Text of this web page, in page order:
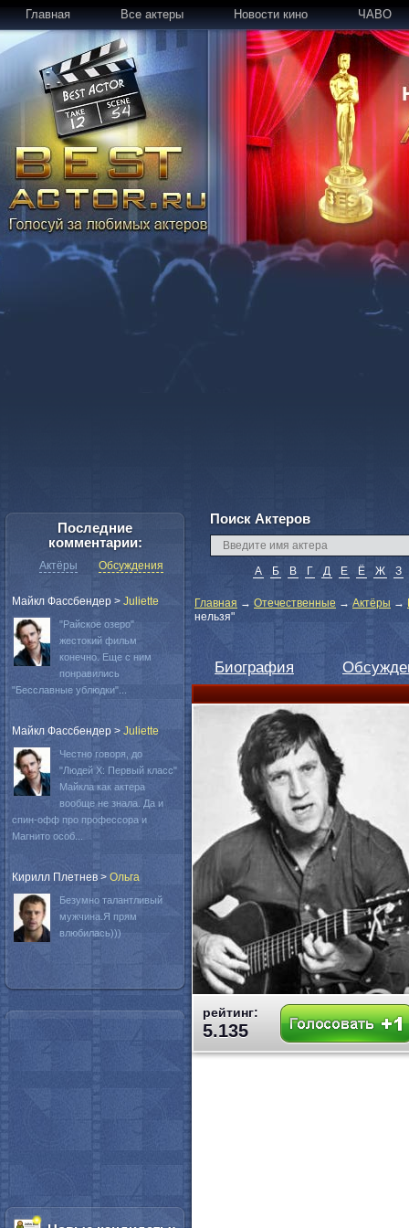
Главная Все актеры Новости кино ЧАВО
Поиск Актеров
А Б В Г Д Е Ё Ж З
Главная → Отечественные → Актёры →
нельзя"
Биография
рейтинг:
5.135
Последние
комментарии:
Актёры Обсуждения
Майкл Фассбендер > Juliette
"Райское озеро"
жестокий фильм
конечно. Еще с ним
понравились
"Бесславные ублюдки"...
Майкл Фассбендер > Juliette
Честно говоря, до
"Людей Х: Первый класс"
Майкла как актера
вообще не знала. Да и
спин-офф про профессора и
Магнито особ...
Кирилл Плетнев > Oльга
Безумно талантливый
мужчина.Я прям
влюбилась)))